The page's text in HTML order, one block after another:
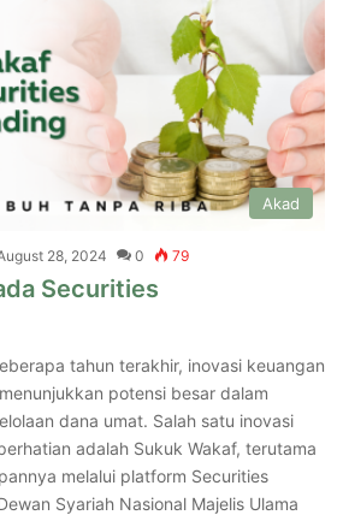
Akad
28, 2024 0 79
Securities
tahun terakhir, inovasi keuangan
potensi besar dalam
dana umat. Salah satu inovasi
adalah Sukuk Wakaf, terutama
melalui platform Securities
Syariah Nasional Majelis Ulama